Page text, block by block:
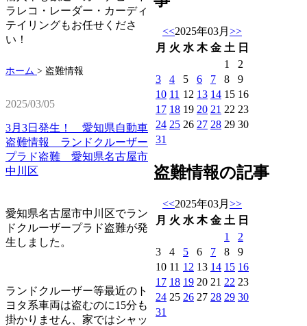
ラレコ・レーダー・カーディ
テイリングもお任せくださ
い！
ホーム > 盗難情報
2025/03/05
3月3日発生！ 愛知県自動車
盗難情報 ランドクルーザー
プラド盗難 愛知県名古屋市
中川区
愛知県名古屋市中川区でラン
ドクルーザープラド盗難が発
生しました。
ランドクルーザー等最近のト
ヨタ系車両は盗むのに15分も
掛かりません、家ではシャッ
<<2025年03月 >>
月 火 水 木 金 土 日
1
2
3
4 5 6 7 8
9
10 11 12 13 14 15 16
17 18 19 20 21 22 23
24 25 26 27 28 29 30
31
盗難情報の記事
<<2025年03月 >>
月 火 水 木 金 土 日
1
2
3
4 5 6 7 8
9
10 11 12 13 14 15 16
17 18 19 20 21 22 23
24 25 26 27 28 29 30
31